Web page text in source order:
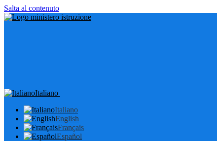
Salta al contenuto
Italiano
Italiano
English
Français
Español